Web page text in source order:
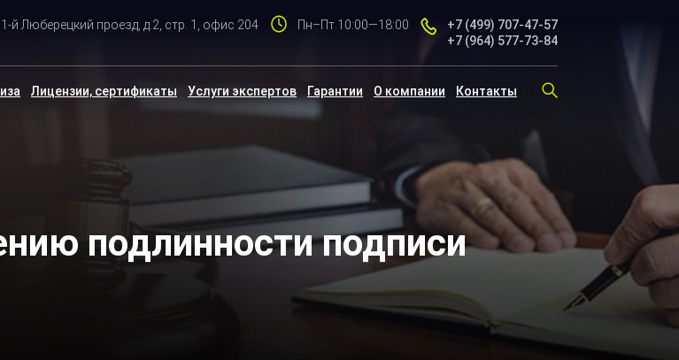
й Люберецкий проезд, д.2, стр. 1, офис 204 Пн–Пт 10:00—18:00 +7 (499) 707-47-57
+7 (964) 577-73-84
Лицензии, сертификаты Услуги экспертов Гарантии О компании Контакты
подлинности подписи